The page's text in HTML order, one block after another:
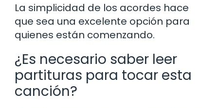
La simplicidad de los acordes hace
que sea una excelente opción para
quienes están comenzando.
¿Es necesario saber leer
partituras para tocar esta
canción?